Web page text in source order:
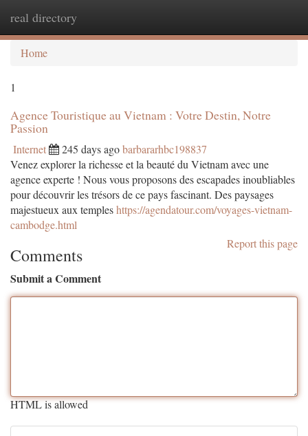
real directory
Home
1
Agence Touristique au Vietnam : Votre Destin, Notre
Passion
Internet 245 days agobarbararhbc198837
Venez explorer la richesse et la beauté du Vietnam avec une
agence experte ! Nous vous proposons des escapades inoubliables
pour découvrir les trésors de ce pays fascinant. Des paysages
majestueux aux templeshttps://agendatour.com/voyages-vietnam-
cambodge.html
Report this page
Comments
Submit a Comment
HTML is allowed